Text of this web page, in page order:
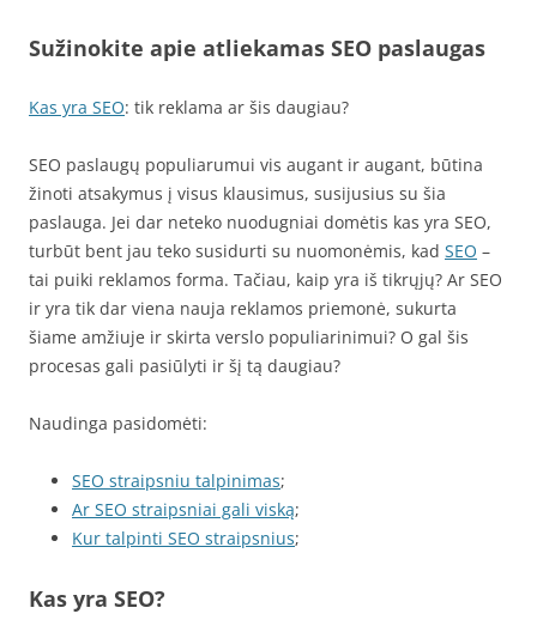
Sužinokite apie atliekamas SEO paslaugas
Kas yra SEO: tik reklama ar šis daugiau?
SEO paslaugų populiarumui vis augant ir augant, būtina
žinoti atsakymus į visus klausimus, susijusius su šia
paslauga. Jei dar neteko nuodugniai domėtis kas yra SEO,
turbūt bent jau teko susidurti su nuomonėmis, kad SEO –
tai puiki reklamos forma. Tačiau, kaip yra iš tikrųjų? Ar SEO
ir yra tik dar viena nauja reklamos priemonė, sukurta
šiame amžiuje ir skirta verslo populiarinimui? O gal šis
procesas gali pasiūlyti ir šį tą daugiau?
Naudinga pasidomėti:
SEO straipsniu talpinimas;
Ar SEO straipsniai gali viską;
Kur talpinti SEO straipsnius;
Kas yra SEO?